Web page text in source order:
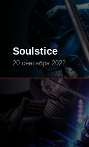
Soulstice
20 сентября 2022